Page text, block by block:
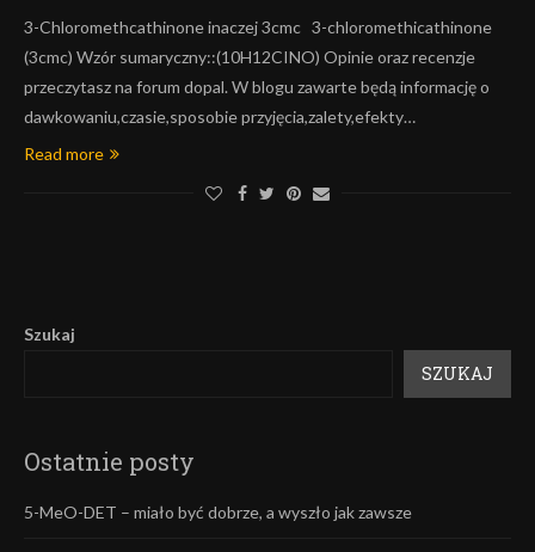
3-Chloromethcathinone inaczej 3cmc 3-chloromethicathinone
(3cmc) Wzór sumaryczny::(10H12CINO) Opinie oraz recenzje
przeczytasz na forum dopal. W blogu zawarte będą informację o
dawkowaniu,czasie,sposobie przyjęcia,zalety,efekty…
Read more
Szukaj
SZUKAJ
Ostatnie posty
5-MeO-DET – miało być dobrze, a wyszło jak zawsze